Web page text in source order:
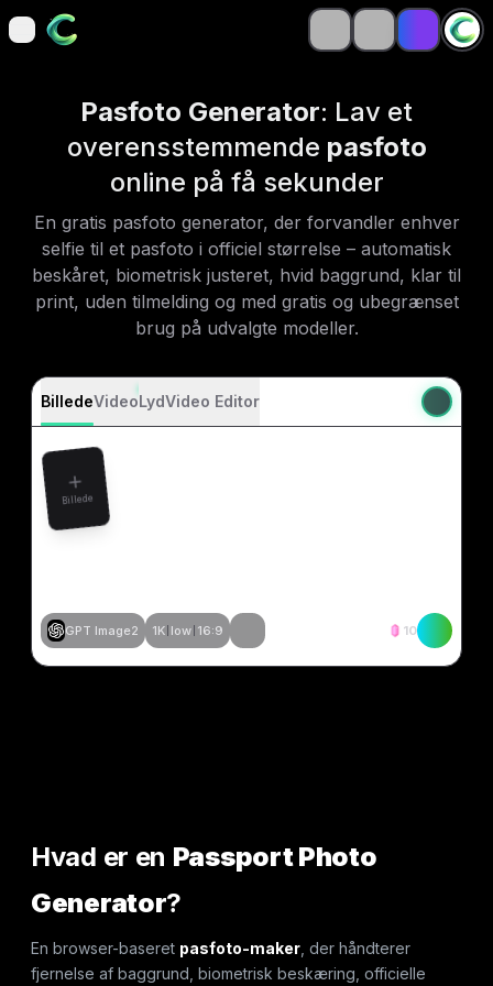
open navigation menu
open navigation menu
Pasfoto Generator: Lav et
overensstemmende pasfoto
online på få sekunder
En gratis pasfoto generator, der forvandler enhver
selfie til et pasfoto i officiel størrelse – automatisk
beskåret, biometrisk justeret, hvid baggrund, klar til
print, uden tilmelding og med gratis og ubegrænset
brug på udvalgte modeller.
BilledeVideoLydVideo Editor
Billede
GPT Image2 1K low 16:9 10
Hvad er en Passport Photo
Generator?
En browser-baseret pasfoto-maker , der håndterer
fjernelse af baggrund, biometrisk beskæring, officielle